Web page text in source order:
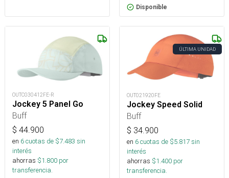
Disponible
OUTC030412FE-R
Jockey 5 Panel Go
Buff
$ 44.900
en 6cuotas de $7.483 sin
interés
ahorras $1.800 por
transferencia.
ÚLTIMA UNIDAD
OUT021920FE
Jockey Speed Solid
Buff
$ 34.900
en 6cuotas de $5.817sin
interés
ahorras $1.400 por
transferencia.